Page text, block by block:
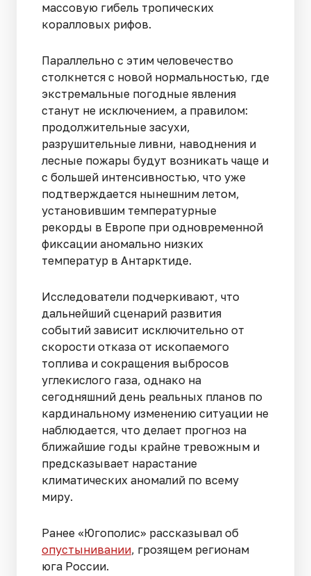
массовую гибель тропических
коралловых рифов.
Параллельно с этим человечество
столкнется с новой нормальностью, где
экстремальные погодные явления
станут не исключением, а правилом:
продолжительные засухи,
разрушительные ливни, наводнения и
лесные пожары будут возникать чаще и
с большей интенсивностью, что уже
подтверждается нынешним летом,
установившим температурные
рекорды в Европе при одновременной
фиксации аномально низких
температур в Антарктиде.
Исследователи подчеркивают, что
дальнейший сценарий развития
событий зависит исключительно от
скорости отказа от ископаемого
топлива и сокращения выбросов
углекислого газа, однако на
сегодняшний день реальных планов по
кардинальному изменению ситуации не
наблюдается, что делает прогноз на
ближайшие годы крайне тревожным и
предсказывает нарастание
климатических аномалий по всему
миру.
Ранее «Югополис» рассказывал об
опустынивании, грозящем регионам
юга России.